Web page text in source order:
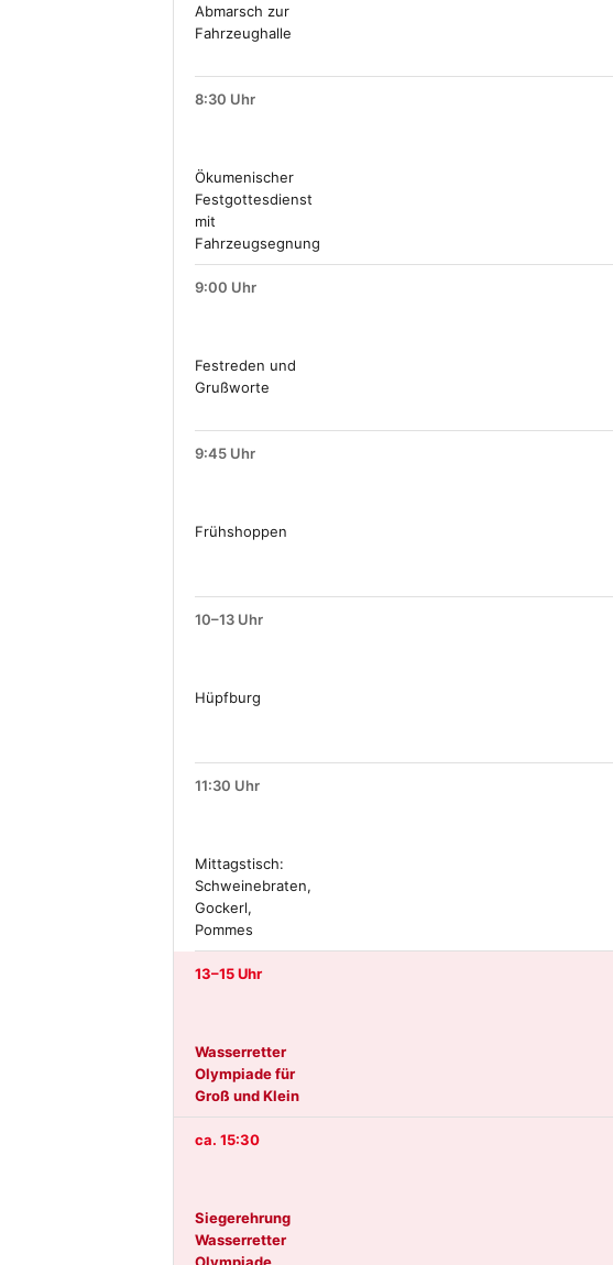
Abmarsch zur
Fahrzeughalle
8:30 Uhr
Ökumenischer
Festgottesdienst
mit
Fahrzeugsegnung
9:00 Uhr
Festreden und
Grußworte
9:45 Uhr
Frühshoppen
10–13 Uhr
Hüpfburg
11:30 Uhr
Mittagstisch:
Schweinebraten,
Gockerl,
Pommes
13–15 Uhr
Wasserretter
Olympiade für
Groß und Klein
ca. 15:30
Siegerehrung
Wasserretter
Olympiade